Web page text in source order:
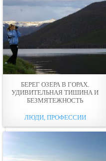
БЕРЕГ ОЗЕРА В ГОРАХ.
УДИВИТЕЛЬНАЯ ТИШИНА И
БЕЗМЯТЕЖНОСТЬ
ЛЮДИ, ПРОФЕССИИ